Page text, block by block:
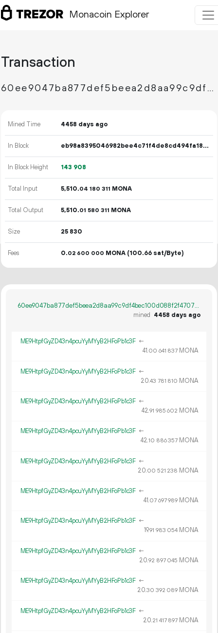
Monacoin Explorer
Transaction
60ee9047ba877def5beea2d8aa99c9df4bec100d088f2f47075f181b3714bbd2
Mined Time 4458 days ago
In Block eb98a8395046982bee4c71f4de8cd494fa18b253d9bc43453319b926a679f5a9
In Block Height 143 908
Total Input 5 510.04 180 311 MONA
Total Output 5 510.01 580 311 MONA
Size 25 830
Fees 0.02 600 000 MONA (100.66 sat/Byte)
60ee9047ba877def5beea2d8aa99c9df4bec100d088f2f47075f181b3714bbd2
mined
4458 days ago
ME9HtpfGyZD43n4pcuYyMYyB2HFoPb1c3F ←
41.00 641 837 MONA
ME9HtpfGyZD43n4pcuYyMYyB2HFoPb1c3F ←
20.43 781 810 MONA
ME9HtpfGyZD43n4pcuYyMYyB2HFoPb1c3F ←
42.91 985 602 MONA
ME9HtpfGyZD43n4pcuYyMYyB2HFoPb1c3F ←
42.10 886357 MONA
ME9HtpfGyZD43n4pcuYyMYyB2HFoPb1c3F ←
20.00 521 238 MONA
ME9HtpfGyZD43n4pcuYyMYyB2HFoPb1c3F ←
41.07 697989 MONA
ME9HtpfGyZD43n4pcuYyMYyB2HFoPb1c3F ←
19.91 983 054 MONA
ME9HtpfGyZD43n4pcuYyMYyB2HFoPb1c3F ←
20.92 897 045 MONA
ME9HtpfGyZD43n4pcuYyMYyB2HFoPb1c3F ←
20.30 392 089 MONA
ME9HtpfGyZD43n4pcuYyMYyB2HFoPb1c3F ←
20.21 417 897 MONA